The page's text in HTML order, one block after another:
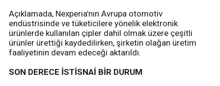
Açıklamada, Nexperia’nın Avrupa otomotiv
endüstrisinde ve tüketicilere yönelik elektronik
ürünlerde kullanılan çipler dahil olmak üzere çeşitli
ürünler ürettiği kaydedilirken, şirketin olağan üretim
faaliyetinin devam edeceği aktarıldı.
SON DERECE İSTİSNAİ BİR DURUM